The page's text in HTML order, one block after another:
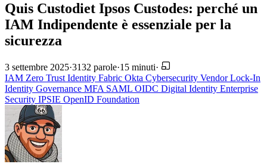
Quis Custodiet Ipsos Custodes: perché un
IAM Indipendente è essenziale per la
sicurezza
3 settembre 2025·3132 parole·15 minuti·
IAM Zero Trust Identity Fabric Okta Cybersecurity Vendor Lock-In
Identity Governance MFA SAML OIDC Digital Identity Enterprise
Security IPSIE OpenID Foundation